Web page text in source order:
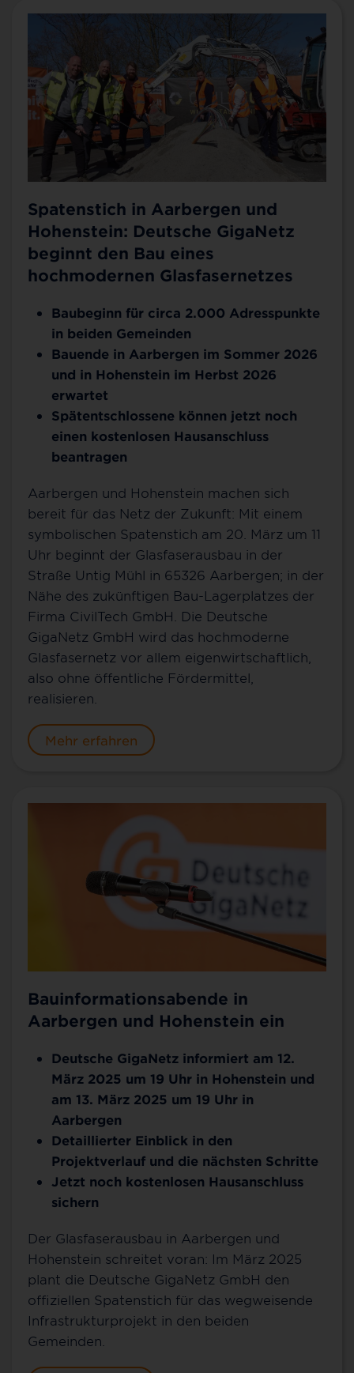
Spatenstich in Aarbergen und
Hohenstein: Deutsche GigaNetz
beginnt den Bau eines
hochmodernen Glasfasernetzes
Baubeginn für circa 2.000 Adresspunkte
in beiden Gemeinden
Bauende in Aarbergen im Sommer 2026
und in Hohenstein im Herbst 2026
erwartet
Spätentschlossene können jetzt noch
einen kostenlosen Hausanschluss
beantragen
Aarbergen und Hohenstein machen sich
bereit für das Netz der Zukunft: Mit einem
symbolischen Spatenstich am 20. März um 11
Uhr beginnt der Glasfaserausbau in der
Straße Untig Mühl in 65326 Aarbergen; in der
Nähe des zukünftigen Bau-Lagerplatzes der
Firma CivilTech GmbH. Die Deutsche
GigaNetz GmbH wird das hochmoderne
Glasfasernetz vor allem eigenwirtschaftlich,
also ohne öffentliche Fördermittel,
realisieren.
Mehr erfahren
Bauinformationsabende in
Aarbergen und Hohenstein ein
Deutsche GigaNetz informiert am 12.
März 2025 um 19 Uhr in Hohenstein und
am 13. März 2025 um 19 Uhr in
Aarbergen
Detaillierter Einblick in den
Projektverlauf und die nächsten Schritte
Jetzt noch kostenlosen Hausanschluss
sichern
Der Glasfaserausbau in Aarbergen und
Hohenstein schreitet voran: Im März 2025
plant die Deutsche GigaNetz GmbH den
offiziellen Spatenstich für das wegweisende
Infrastrukturprojekt in den beiden
Gemeinden.